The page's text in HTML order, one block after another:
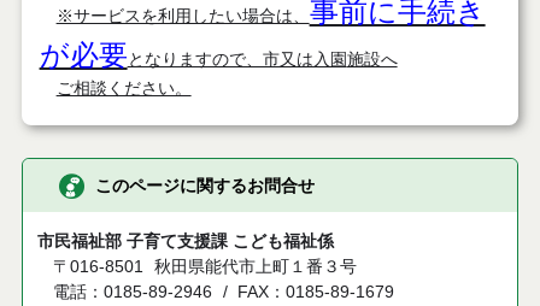
※サービスを利用したい場合は、 事前に手続き
が必要 となりますので、市又は入園施設へ
ご相談ください。
このページに関するお問合せ
市民福祉部 子育て支援課 こども福祉係
〒016-8501
秋田県能代市上町１番３号
電話：0185-89-2946
FAX：0185-89-1679